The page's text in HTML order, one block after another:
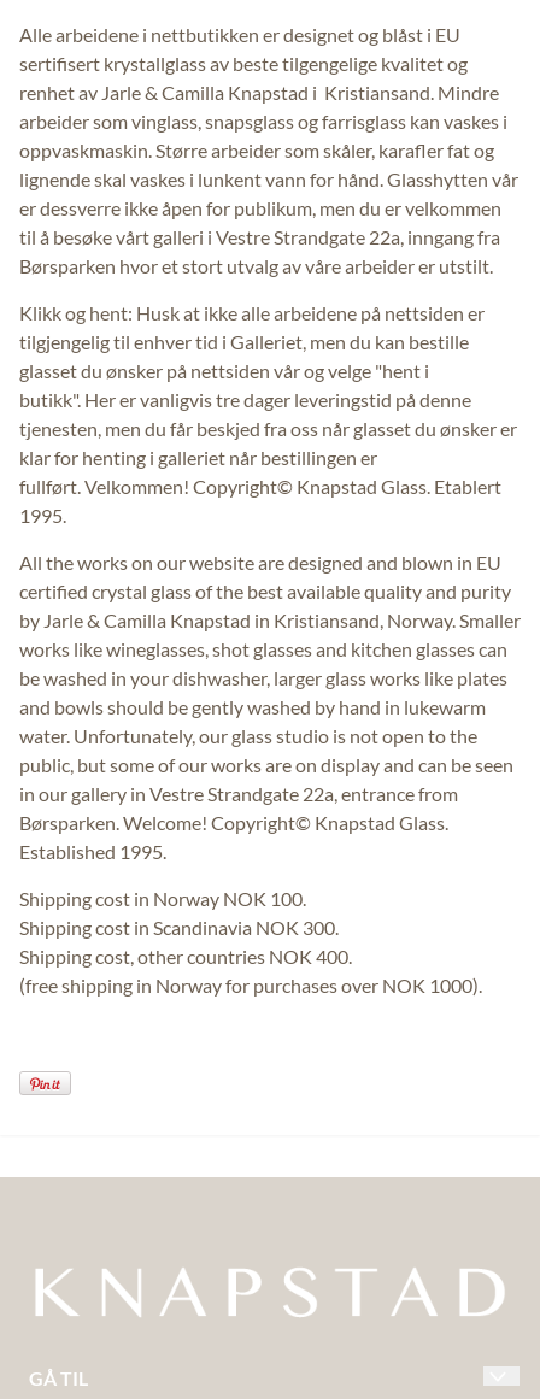
Alle arbeidene i nettbutikken er designet og blåst i EU
sertifisert krystallglass av beste tilgengelige kvalitet og
renhet av Jarle & Camilla Knapstad i Kristiansand. Mindre
arbeider som vinglass, snapsglass og farrisglass kan vaskes i
oppvaskmaskin. Større arbeider som skåler, karafler fat og
lignende skal vaskes i lunkent vann for hånd. Glasshytten vår
er dessverre ikke åpen for publikum, men du er velkommen
til å besøke vårt galleri i Vestre Strandgate 22a, inngang fra
Børsparken hvor et stort utvalg av våre arbeider er utstilt.
Klikk og hent: Husk at ikke alle arbeidene på nettsiden er
tilgjengelig til enhver tid i Galleriet, men du kan bestille
glasset du ønsker på nettsiden vår og velge "hent i
butikk". Her er vanligvis tre dager leveringstid på denne
tjenesten, men du får beskjed fra oss når glasset du ønsker er
klar for henting i galleriet når bestillingen er
fullført. Velkommen! Copyright© Knapstad Glass. Etablert
1995.
All the works on our website are designed and blown in EU
certified crystal glass of the best available quality and purity
by Jarle & Camilla Knapstad in Kristiansand, Norway. Smaller
works like wineglasses, shot glasses and kitchen glasses can
be washed in your dishwasher, larger glass works like plates
and bowls should be gently washed by hand in lukewarm
water. Unfortunately, our glass studio is not open to the
public, but some of our works are on display and can be seen
in our gallery in Vestre Strandgate 22a, entrance from
Børsparken. Welcome! Copyright© Knapstad Glass.
Established 1995.
Shipping cost in Norway NOK 100.
Shipping cost in Scandinavia NOK 300.
Shipping cost, other countries NOK 400.
(free shipping in Norway for purchases over NOK 1000).
GÅ TIL